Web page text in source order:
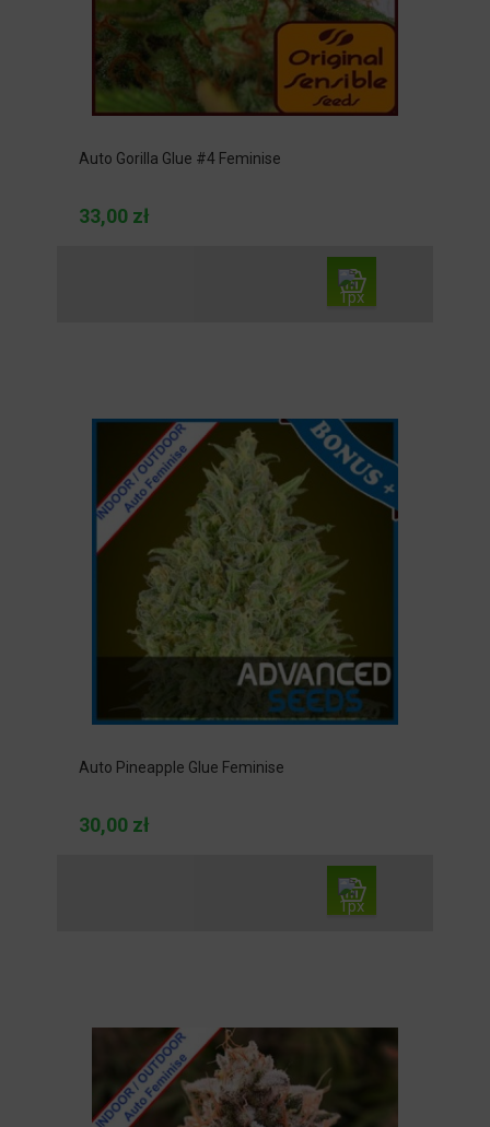
Auto Gorilla Glue #4 Feminise
33,00 zł
Auto Pineapple Glue Feminise
30,00 zł